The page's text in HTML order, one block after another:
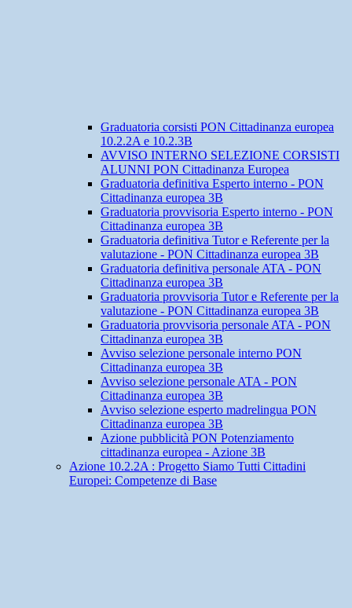
Graduatoria corsisti PON Cittadinanza europea
10.2.2A e 10.2.3B
AVVISO INTERNO SELEZIONE CORSISTI
ALUNNI PON Cittadinanza Europea
Graduatoria definitiva Esperto interno - PON
Cittadinanza europea 3B
Graduatoria provvisoria Esperto interno - PON
Cittadinanza europea 3B
Graduatoria definitiva Tutor e Referente per la
valutazione - PON Cittadinanza europea 3B
Graduatoria definitiva personale ATA - PON
Cittadinanza europea 3B
Graduatoria provvisoria Tutor e Referente per la
valutazione - PON Cittadinanza europea 3B
Graduatoria provvisoria personale ATA - PON
Cittadinanza europea 3B
Avviso selezione personale interno PON
Cittadinanza europea 3B
Avviso selezione personale ATA - PON
Cittadinanza europea 3B
Avviso selezione esperto madrelingua PON
Cittadinanza europea 3B
Azione pubblicità PON Potenziamento
cittadinanza europea - Azione 3B
Azione 10.2.2A : Progetto Siamo Tutti Cittadini
Europei: Competenze di Base